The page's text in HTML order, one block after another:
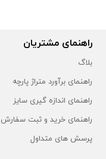
راهنمای مشتریان
بلاگ
راهنمای برآورد متراژ پارچه
راهنمای اندازه گیری سایز
راهنمای خرید و ثبت سفارش
پرسش های متداول